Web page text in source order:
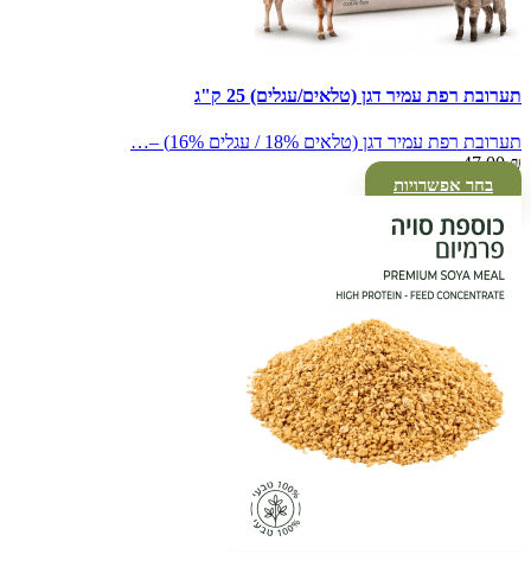
תערובת רפת עמיר דגן (טלאים/עגלים) 25 ק"ג
תערובת רפת עמיר דגן (טלאים 18% / עגלים 16%) –…
47.00₪
בחר אפשרויות